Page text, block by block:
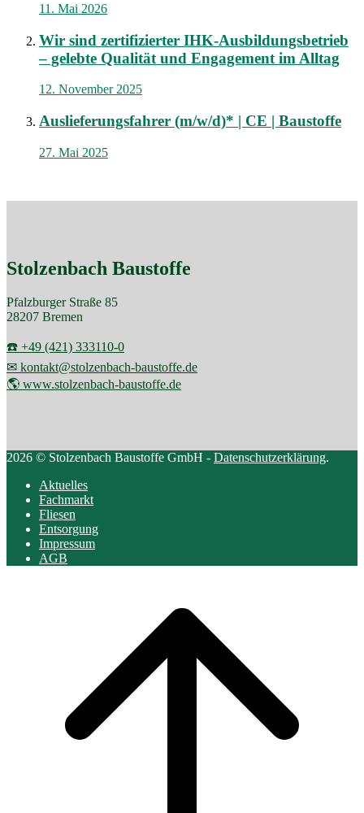
11. Mai 2026
Wir sind zertifizierter IHK-Ausbildungsbetrieb
– gelebte Qualität und Engagement im Alltag
12. November 2025
Auslieferungsfahrer (m/w/d)* | CE | Baustoffe
27. Mai 2025
Stolzenbach Baustoffe
Pfalzburger Straße 85
28207 Bremen
☎️ +49 (421) 333110-0
✉ kontakt@stolzenbach-baustoffe.de
🌎 www.stolzenbach-baustoffe.de
2026 © Stolzenbach Baustoffe GmbH - Datenschutzerklärung.
Aktuelles
Fachmarkt
Fliesen
Entsorgung
Impressum
AGB